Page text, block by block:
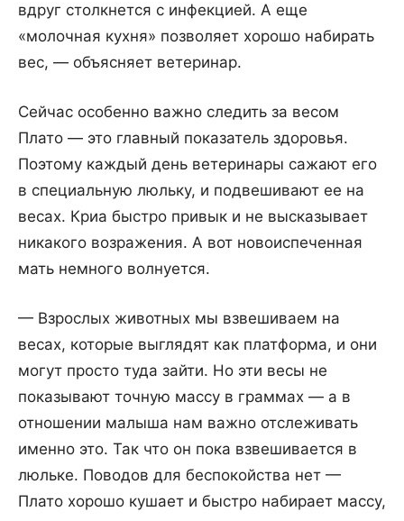
вдруг столкнется с инфекцией. А еще
«молочная кухня» позволяет хорошо набирать
вес, — объясняет ветеринар.
Сейчас особенно важно следить за весом
Плато — это главный показатель здоровья.
Поэтому каждый день ветеринары сажают его
в специальную люльку, и подвешивают ее на
весах. Криа быстро привык и не высказывает
никакого возражения. А вот новоиспеченная
мать немного волнуется.
— Взрослых животных мы взвешиваем на
весах, которые выглядят как платформа, и они
могут просто туда зайти. Но эти весы не
показывают точную массу в граммах — а в
отношении малыша нам важно отслеживать
именно это. Так что он пока взвешивается в
люльке. Поводов для беспокойства нет —
Плато хорошо кушает и быстро набирает массу,